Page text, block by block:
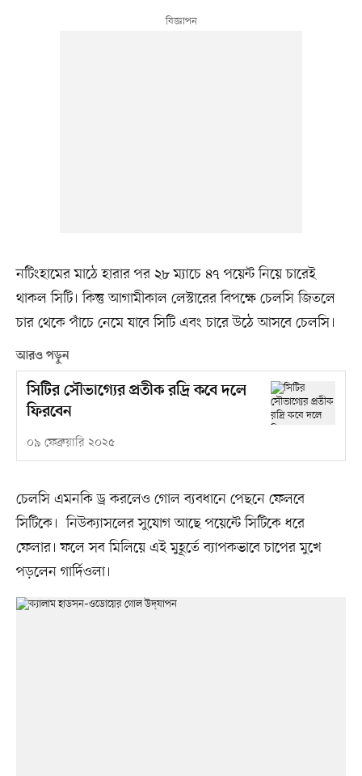
নটিংহামের মাঠে হারার পর ২৮ ম্যাচে ৪৭ পয়েন্ট নিয়ে চারেই
থাকল সিটি। কিন্তু আগামীকাল লেস্টারের বিপক্ষে চেলসি জিতলে
চার থেকে পাঁচে নেমে যাবে সিটি এবং চারে উঠে আসবে চেলসি।
আরও পড়ুন
সিটির সৌভাগ্যের প্রতীক রদ্রি কবে দলে
ফিরবেন
০৯ ফেব্রুয়ারি ২০২৫
চেলসি এমনকি ড্র করলেও গোল ব্যবধানে পেছনে ফেলবে
সিটিকে। নিউক্যাসলের সুযোগ আছে পয়েন্টে সিটিকে ধরে
ফেলার। ফলে সব মিলিয়ে এই মুহূর্তে ব্যাপকভাবে চাপের মুখে
পড়লেন গার্দিওলা।